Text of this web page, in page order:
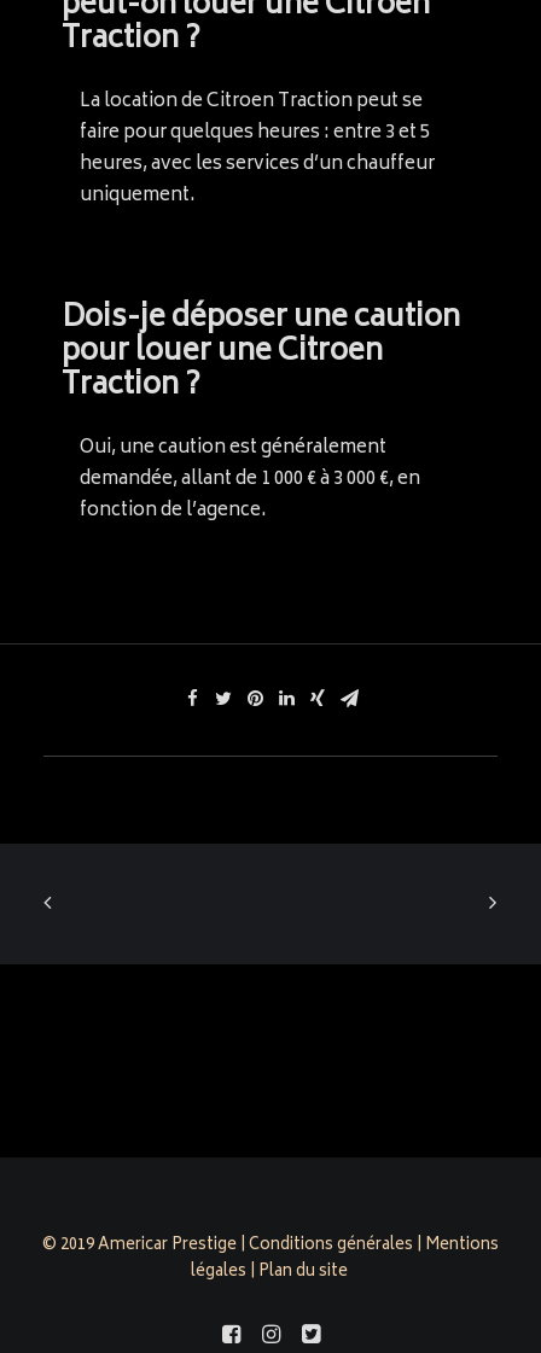
Traction ?
La location de Citroen Traction peut se
faire pour quelques heures : entre 3 et 5
heures, avec les services d’un chauffeur
uniquement.
Dois-je déposer une caution
pour louer une Citroen
Traction ?
Oui, une caution est généralement
demandée, allant de 1 000 € à 3 000 €, en
fonction de l’agence.
© 2019 Americar Prestige |Conditions générales | Mentions
légales | Plan du site